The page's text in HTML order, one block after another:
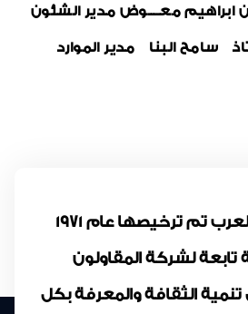
ابراهيم معــــوض مدير الشئون
سامح البنا مدير الموارد
مجلة المقاولون العرب تم ترخيصها عام 1971
لشركة المقاولون
الثقافة والمعرفة بكل